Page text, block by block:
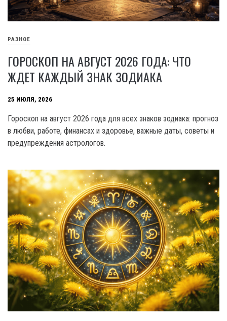
РАЗНОЕ
ГОРОСКОП НА АВГУСТ 2026 ГОДА: ЧТО
ЖДЕТ КАЖДЫЙ ЗНАК ЗОДИАКА
25 ИЮЛЯ, 2026
Гороскоп на август 2026 года для всех знаков зодиака: прогноз
в любви, работе, финансах и здоровье, важные даты, советы и
предупреждения астрологов.